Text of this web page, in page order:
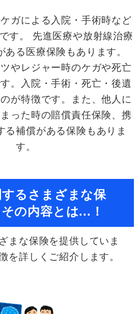
ガによる入院・手術時など
す。 先進医療や放射線治療
ある医療保険もあります。
やレジャー時のケガや死亡
。入院・手術・死亡・後遺
が特徴です。また、他人に
った時の賠償責任保険、携
る補償がある保険もありま
す。
するさまざまな保
の内容とは...！
まな保険を提供していま
を詳しくご紹介します。